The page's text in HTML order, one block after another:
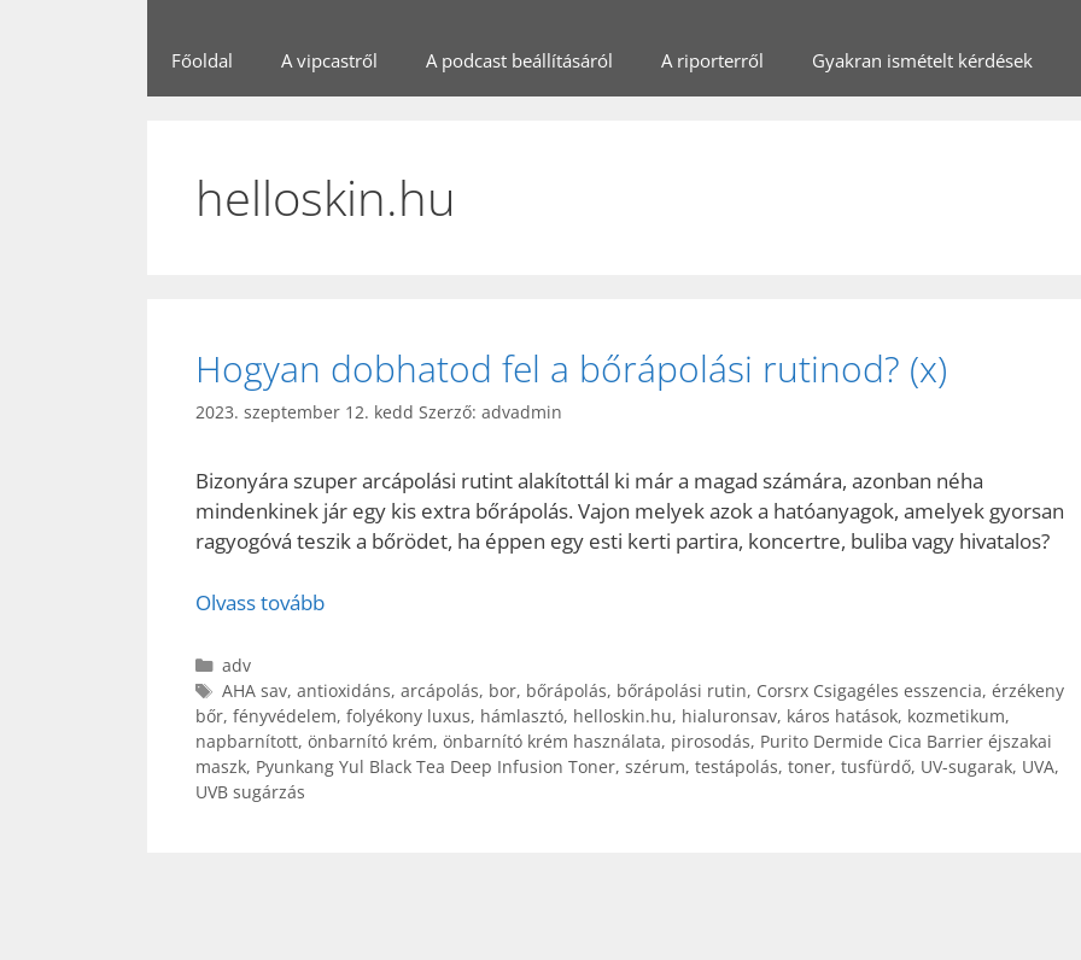
Főoldal A vipcastről A podcast beállításáról A riporterről Gyakran ismételt kérdések
helloskin.hu
Hogyan dobhatod fel a bőrápolási rutinod? (x)
2023. szeptember 12. kedd Szerző: advadmin
Bizonyára szuper arcápolási rutint alakítottál ki már a magad számára, azonban néha
mindenkinek jár egy kis extra bőrápolás. Vajon melyek azok a hatóanyagok, amelyek gyorsan
ragyogóvá teszik a bőrödet, ha éppen egy esti kerti partira, koncertre, buliba vagy hivatalos?
Olvass tovább
Kategória
adv
Címkék
AHA sav, antioxidáns, arcápolás, bor, bőrápolás, bőrápolási rutin, Corsrx Csigagéles esszencia, érzékeny
bőr, fényvédelem, folyékony luxus, hámlasztó, helloskin.hu, hialuronsav, káros hatások, kozmetikum,
napbarnított, önbarnító krém, önbarnító krém használata, pirosodás, Purito Dermide Cica Barrier éjszakai
maszk, Pyunkang Yul Black Tea Deep Infusion Toner, szérum, testápolás, toner, tusfürdő, UV-sugarak, UVA,
UVB sugárzás